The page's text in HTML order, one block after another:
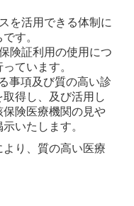
を活用できる体制に
です。
険証利用の使用につ
っています。
事項及び質の高い診
取得し、及び活用し
険医療機関の見や
いたします。
り、質の高い医療